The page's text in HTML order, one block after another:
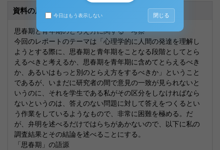
資料の原本内容
思春期と青年期のとらえ方に関する一考察
今回のレポートのテーマは「心理学的に人間の発達を理解し
ようとする際に、思春期と青年期をことなる段階としてとら
えるべきと考えるか、思春期を青年期に含めてとらえるべき
か、あるいはもっと別のとらえ方をするべきか」ということ
であるが、いまだに研究者の間で意見の一致が見られないと
いうのに、それを学生である私がその区分をしなければなら
ないというのは、答えのない問題に対して答えをつくるとい
う作業をしているようなもので、非常に困難を極める。だ
が、弁明を述べるだけではらちがあかないので、以下に私の
調査結果とその結論を述べることにする。
「思春期」の語源
今日はもう表示しない 閉じる